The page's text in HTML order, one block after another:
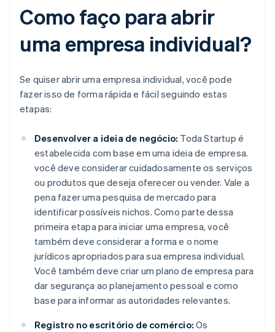
Como faço para abrir
uma empresa individual?
Se quiser abrir uma empresa individual, você pode
fazer isso de forma rápida e fácil seguindo estas
etapas:
Desenvolver a ideia de negócio: Toda Startup é
estabelecida com base em uma ideia de empresa.
você deve considerar cuidadosamente os serviços
ou produtos que deseja oferecer ou vender. Vale a
pena fazer uma pesquisa de mercado para
identificar possíveis nichos. Como parte dessa
primeira etapa para iniciar uma empresa, você
também deve considerar a forma e o nome
jurídicos apropriados para sua empresa individual.
Você também deve criar um plano de empresa para
dar segurança ao planejamento pessoal e como
base para informar as autoridades relevantes.
Registro no escritório de comércio: Os